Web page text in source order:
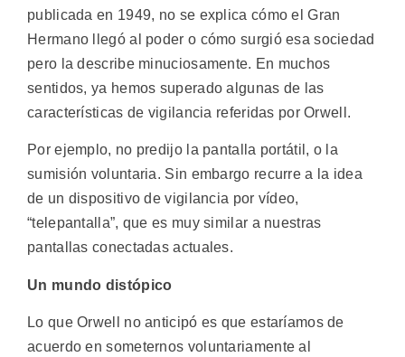
publicada en 1949, no se explica cómo el Gran
Hermano llegó al poder o cómo surgió esa sociedad
pero la describe minuciosamente. En muchos
sentidos, ya hemos superado algunas de las
características de vigilancia referidas por Orwell.
Por ejemplo, no predijo la pantalla portátil, o la
sumisión voluntaria. Sin embargo recurre a la idea
de un dispositivo de vigilancia por vídeo,
“telepantalla”, que es muy similar a nuestras
pantallas conectadas actuales.
Un mundo distópico
Lo que Orwell no anticipó es que estaríamos de
acuerdo en someternos voluntariamente al